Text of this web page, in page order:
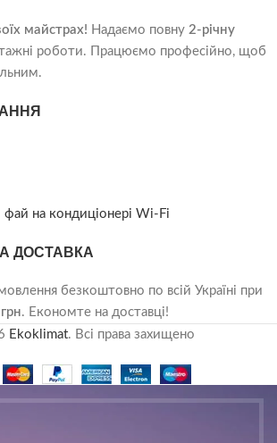
майстрах! Надаємо повну 2-річну
роботи. Працюємо професійно, щоб
на кондиціонері Wi-Fi
ДОСТАВКА
безкоштовно по всій Україні при
. Економте на доставці!
Ekoklimat. Всі права захищено